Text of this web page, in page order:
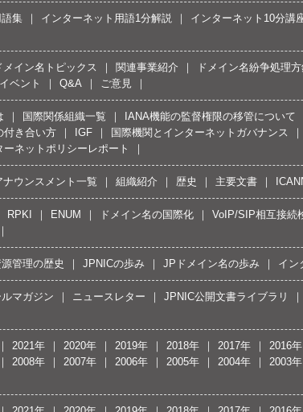
語集 インターネット用語1分解説
インターネット10分講
メイン名トピックス 関連事業紹介
ドメイン名紛争処理
イベント Q&A ご意見
国際関係組織一覧
IANA機能の監督権限の移管について
付き合い方
IGF
国際機関とインターネットガバナンス
ネットポリシーレポート
ナウンスメント一覧 組織紹介 歴史 主要文書
RPKI ENUM ドメイン名の国際化
VoIP/SIP相互接続
源管理の歴史 JPNICの歩み JPドメイン名の歩み イン
ルマガジン ニュースレター
JPNIC公開文書ライブラリ
2021年 2020年 2019年 2018年 2017年
2016年
2008年 2007年 2006年 2005年 2004年
2003年